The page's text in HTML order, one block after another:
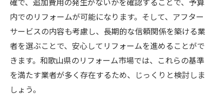
内でのリフォームが可能になります。そして、アフター
サービスの内容も考慮し、長期的な信頼関係を築ける業
者を選ぶことで、安心してリフォームを進めることがで
きます。和歌山県のリフォーム市場では、これらの基準
を満たす業者が多く存在するため、じっくりと検討しま
しょう。